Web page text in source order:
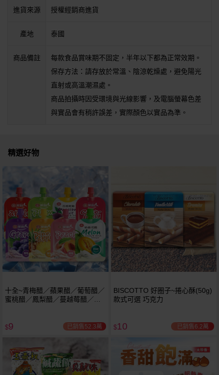
進貨來源 授權經銷商進貨
產地 泰國
商品備註
每款食品賞味期不固定，半年以下都為正常效期。
保存方法：請存放於常溫、陰涼乾燥處，避免陽光
直射或高溫潮濕處。
商品拍攝時因受環境與光線影響，及電腦螢幕色差
與實品會有稍許誤差，實際顏色以實品為準。
精選好物
十全~青梅醋／蘋果醋／葡萄醋／
蜜桃醋／鳳梨醋／蔓越莓醋／百
$9 已銷售52.3萬
BISCOTTO 好圈子~捲心酥(50g)
款式可選 巧克力
$10 已銷售6.2萬